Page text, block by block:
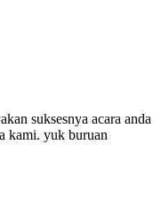
suksesnya acara anda
kami. yuk buruan